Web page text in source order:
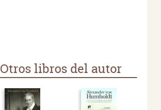
Otros libros del autor